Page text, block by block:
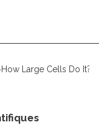
How Large Cells Do It?